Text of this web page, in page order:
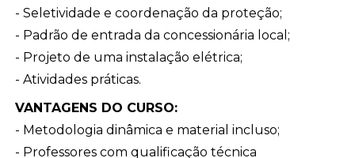
- Seletividade e coordenação da proteção;
- Padrão de entrada da concessionária local;
- Projeto de uma instalação elétrica;
- Atividades práticas.
VANTAGENS DO CURSO:
- Metodologia dinâmica e material incluso;
- Professores com qualificação técnica